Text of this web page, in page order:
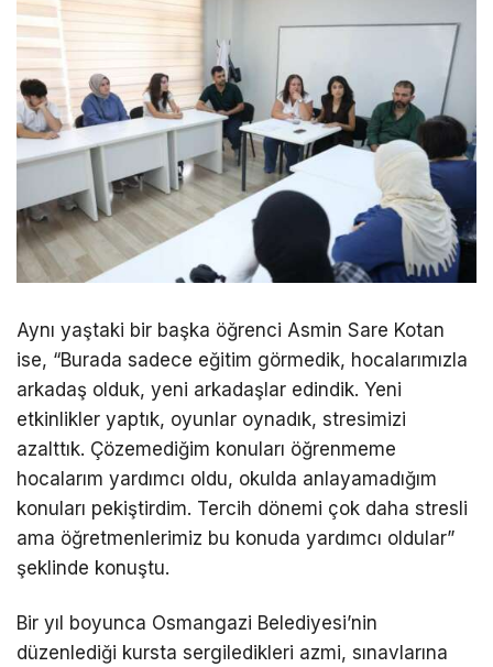
Aynı yaştaki bir başka öğrenci Asmin Sare Kotan
ise, “Burada sadece eğitim görmedik, hocalarımızla
arkadaş olduk, yeni arkadaşlar edindik. Yeni
etkinlikler yaptık, oyunlar oynadık, stresimizi
azalttık. Çözemediğim konuları öğrenmeme
hocalarım yardımcı oldu, okulda anlayamadığım
konuları pekiştirdim. Tercih dönemi çok daha stresli
ama öğretmenlerimiz bu konuda yardımcı oldular”
şeklinde konuştu.
Bir yıl boyunca Osmangazi Belediyesi’nin
düzenlediği kursta sergiledikleri azmi, sınavlarına